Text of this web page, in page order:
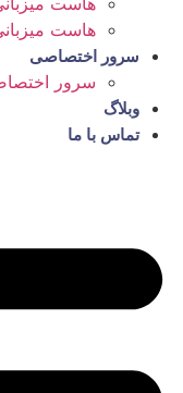
هاست
سرور اختصاصی
سرور
وبلاگ
تماس با ما